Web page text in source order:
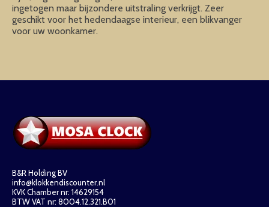
ingetogen maar bijzondere uitstraling verkrijgt. Zeer
geschikt voor het hedendaagse interieur, een blikvanger
voor uw woonkamer.
B&R Holding BV
info@klokkendiscounter.nl
KVK Chamber nr: 14629154
BTW VAT nr: 8004.12.321.B01